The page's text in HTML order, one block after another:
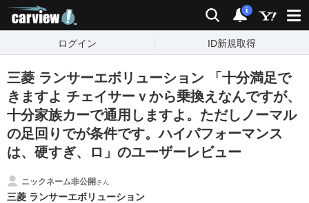
検索 通知
i
ログイン ID新規取得
三菱 ランサーエボリューション 「十分満足で
きますよ チェイサーｖから乗換えなんですが、
十分家族カーで通用しますよ。ただしノーマル
の足回りでが条件です。ハイパフォーマンス
は、硬すぎ、ロ」のユーザーレビュー
ニックネーム非公開さん
三菱 ランサーエボリューション